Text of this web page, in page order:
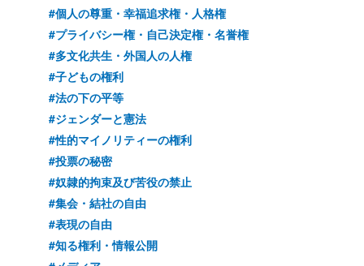
#個人の尊重・幸福追求権・人格権
#プライバシー権・自己決定権・名誉権
#多文化共生・外国人の人権
#子どもの権利
#法の下の平等
#ジェンダーと憲法
#性的マイノリティーの権利
#投票の秘密
#奴隷的拘束及び苦役の禁止
#集会・結社の自由
#表現の自由
#知る権利・情報公開